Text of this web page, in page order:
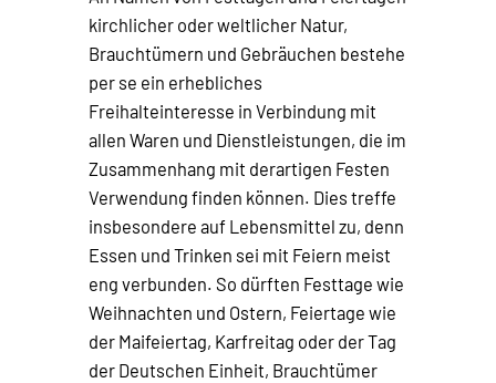
kirchlicher oder weltlicher Natur,
Brauchtümern und Gebräuchen bestehe
per se ein erhebliches
Freihalteinteresse in Verbindung mit
allen Waren und Dienstleistungen, die im
Zusammenhang mit derartigen Festen
Verwendung finden können. Dies treffe
insbesondere auf Lebensmittel zu, denn
Essen und Trinken sei mit Feiern meist
eng verbunden. So dürften Festtage wie
Weihnachten und Ostern, Feiertage wie
der Maifeiertag, Karfreitag oder der Tag
der Deutschen Einheit, Brauchtümer